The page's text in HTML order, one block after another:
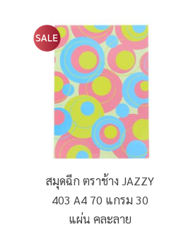
สมุดฉีก ตราช้าง JAZZY
403 A4 70 แกรม 30
แผ่น คละลาย